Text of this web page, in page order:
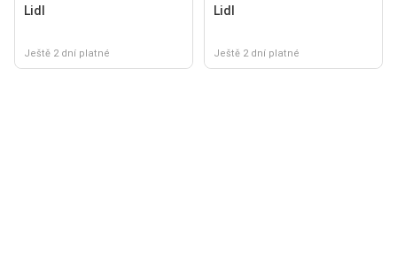
Lidl
Ještě 2 dní platné
Lidl
Ještě 2 dní platné